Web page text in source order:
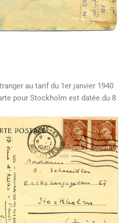
au tarif du 1er janvier 1940
pour Stockholm est datée du 8